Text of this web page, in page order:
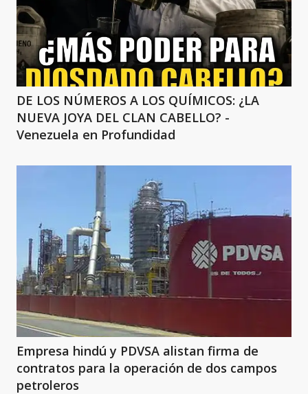
DE LOS NÚMEROS A LOS QUÍMICOS: ¿LA
NUEVA JOYA DEL CLAN CABELLO? -
Venezuela en Profundidad
Empresa hindú y PDVSA alistan firma de
contratos para la operación de dos campos
petroleros